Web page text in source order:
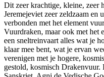
Dit zeer krachtige, kleine, zeer
Jeremejeviet zeer zeldzaam
verbonden met het element
Vuurdraken, maar ook met het
een sneltreinvaart alles wat je
klaar mee bent, wat je ervan
verenigen met je hogere,
gestold, kosmisch